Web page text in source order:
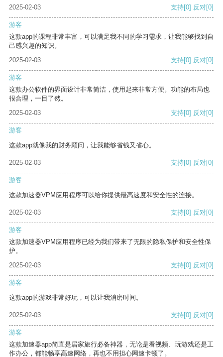
2025-02-03 支持[0] 反对[0]
游客
这款app的课程非常丰富，可以满足我不同的学习需求，让我能够找到自
己感兴趣的知识。
2025-02-03
支持[0] 反对[0]
游客
这款办公软件的界面设计非常简洁，使用起来非常方便。功能的布局也
很合理，一目了然。
2025-02-03
支持[0] 反对[0]
游客
这款app就像我的财务顾问，让我能够省钱又省心。
2025-02-03 支持[0] 反对[0]
游客
这款加速器VPM应用程序可以给你提供最高速度和安全性的连接。
2025-02-03 支持[0] 反对[0]
游客
这款加速器VPM应用程序已经为我们带来了无限的隐私保护和安全性保
护。
2025-02-03
支持[0] 反对[0]
游客
这款app的游戏非常好玩，可以让我消磨时间。
2025-02-03 支持[0] 反对[0]
游客
这款加速器app简直是居家旅行必备神器，无论是看视频、玩游戏还是工
作办公，都能畅享高速网络，再也不用担心网速卡顿了。